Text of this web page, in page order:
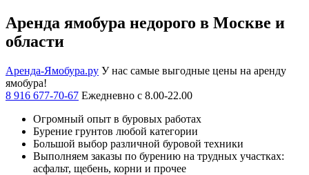
Аренда ямобура недорого в Москве и
области
Аренда-Ямобура.ру У нас самые выгодные цены на аренду
ямобура!
8 916 677-70-67 Ежедневно с 8.00-22.00
Огромный опыт в буровых работах
Бурение грунтов любой категории
Большой выбор различной буровой техники
Выполняем заказы по бурению на трудных участках:
асфальт, щебень, корни и прочее